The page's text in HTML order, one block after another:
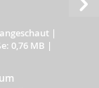
|
0,76 MB |